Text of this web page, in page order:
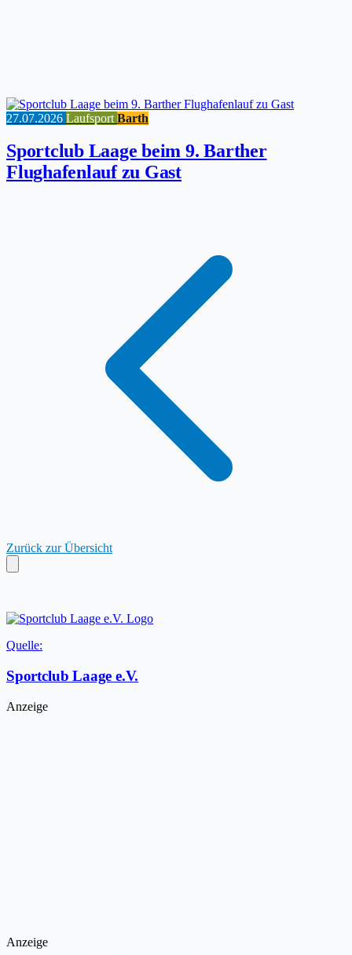
27.07.2026 Laufsport Barth
Sportclub Laage beim 9. Barther
Flughafenlauf zu Gast
Zurück zur Übersicht
Quelle:
Sportclub Laage e.V.
Anzeige
Anzeige